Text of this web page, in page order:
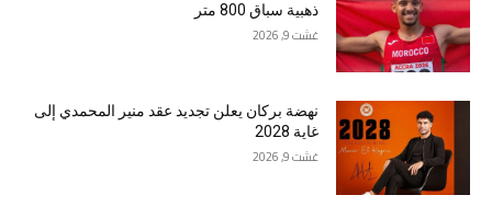
ذهبية سباق 800 متر
غشت 9, 2026
نهضة بركان يعلن تجديد عقد منير المحمدي إلى
غاية 2028
غشت 9, 2026